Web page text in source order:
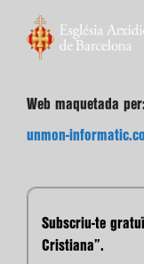
Web maquetada per:
unmon-
Subscriu-te
Cristiana”.